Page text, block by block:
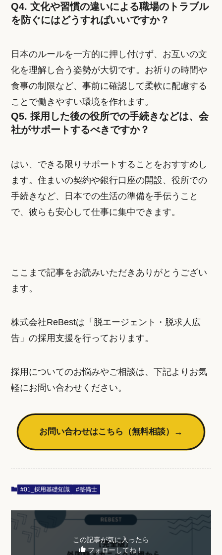
Q4. 文化や習慣の違いによる職場のトラブル
を防ぐにはどうすればいいですか？
日本のルールを一方的に押し付けず、お互いの文
化を理解し合う姿勢が大切です。お祈りの時間や
食事の制限など、事前に確認して柔軟に配慮する
ことで働きやすい環境を作れます。
Q5. 採用した後の役所での手続きなどは、会
社がサポートするべきですか？
はい、できる限りサポートすることをおすすめし
ます。住まいの契約や銀行口座の開設、役所での
手続きなど、日本での生活の準備を手伝うこと
で、彼らも安心して仕事に集中できます。
ここまで記事をお読みいただきありがとうござい
ます。
株式会社ReBestは「脱エージェント・脱求人広
告」の採用支援を行っております。
採用についてのお悩みやご相談は、下記よりお気
軽にお問い合わせください。
お問い合わせはこちら（無料相談） →
#01_採用基礎知識 #整備士
この記事が気に入ったら
フォローしてね！